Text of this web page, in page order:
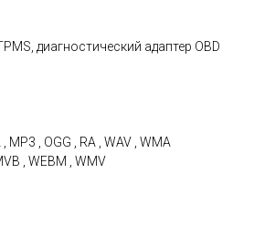
диагностический адаптер OBD
MP3 , OGG , RA , WAV , WMA
, WEBM , WMV